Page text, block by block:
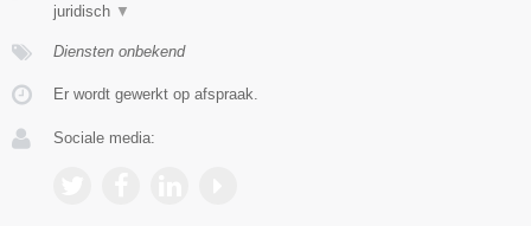
juridisch ▼
Diensten onbekend
Er wordt gewerkt op afspraak.
Sociale media: